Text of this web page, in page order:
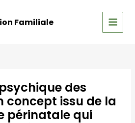
Familiale
MAIN
des
concept issu de la
périnatale qui